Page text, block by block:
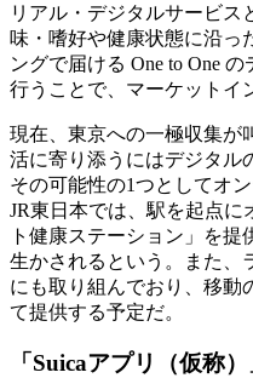
リアル・デジタルサービス
味・嗜好や健康状態に沿っ
ングで届ける One to One
行うことで、マーケットイ
現在、東京への一極収集が
活に寄り添うにはデジタル
その可能性の1つとしてオ
JR東日本では、駅を起点
ト健康ステーション」を
生かされるという。また、
にも取り組んでおり、移動
て提供する予定だ。
「Suicaアプリ（仮称